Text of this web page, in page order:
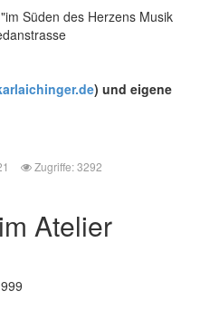
Süden des Herzens Musik
) und eigene
Zugriffe: 3292
Atelier